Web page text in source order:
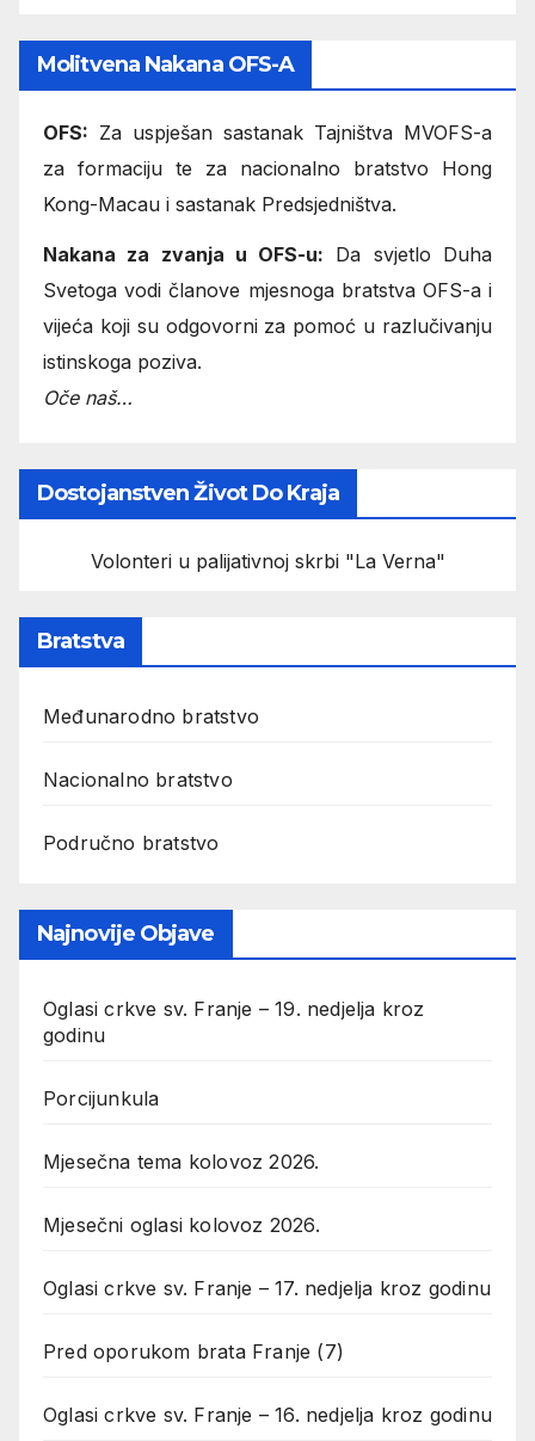
Molitvena Nakana OFS-A
OFS: Za uspješan sastanak Tajništva MVOFS-a
za formaciju te za nacionalno bratstvo Hong
Kong-Macau i sastanak Predsjedništva.
Nakana za zvanja u OFS-u: Da svjetlo Duha
Svetoga vodi članove mjesnoga bratstva OFS-a i
vijeća koji su odgovorni za pomoć u razlučivanju
istinskoga poziva.
Oče naš…
Dostojanstven Život Do Kraja
Volonteri u palijativnoj skrbi "La Verna"
Bratstva
Međunarodno bratstvo
Nacionalno bratstvo
Područno bratstvo
Najnovije Objave
Oglasi crkve sv. Franje – 19. nedjelja kroz
godinu
Porcijunkula
Mjesečna tema kolovoz 2026.
Mjesečni oglasi kolovoz 2026.
Oglasi crkve sv. Franje – 17. nedjelja kroz godinu
Pred oporukom brata Franje (7)
Oglasi crkve sv. Franje – 16. nedjelja kroz godinu